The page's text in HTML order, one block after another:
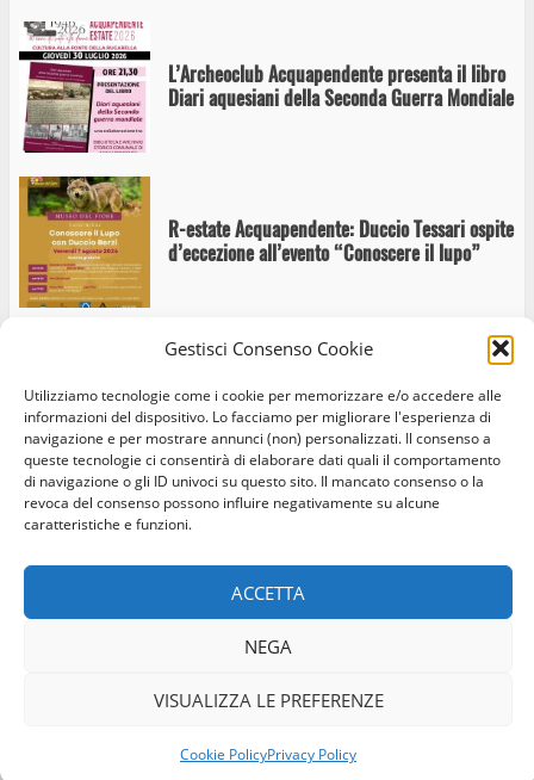
Gestisci Consenso Cookie
Utilizziamo tecnologie come i cookie per memorizzare e/o accedere alle
informazioni del dispositivo. Lo facciamo per migliorare l'esperienza di
navigazione e per mostrare annunci (non) personalizzati. Il consenso a
queste tecnologie ci consentirà di elaborare dati quali il comportamento
di navigazione o gli ID univoci su questo sito. Il mancato consenso o la
revoca del consenso possono influire negativamente su alcune
caratteristiche e funzioni.
ACCETTA
NEGA
VISUALIZZA LE PREFERENZE
Cookie PolicyPrivacy Policy
L’Archeoclub Acquapendente presenta il libro
Diari aquesiani della Seconda Guerra Mondiale
R-estate Acquapendente: Duccio Tessari ospite
d’eccezione all’evento “Conoscere il lupo”
“Se ti sposo mi rovino”, Marco Cavallaro
all’Anfiteatro Cordeschi di Acquapendente
Acquapendente: Viola Ardone e storia locale
progetto dedicato al contrasto della violenza di
Facebook
Instagram
Twitter
© Occhio Viterbese - Codice 90148040562 - N° iscrizione